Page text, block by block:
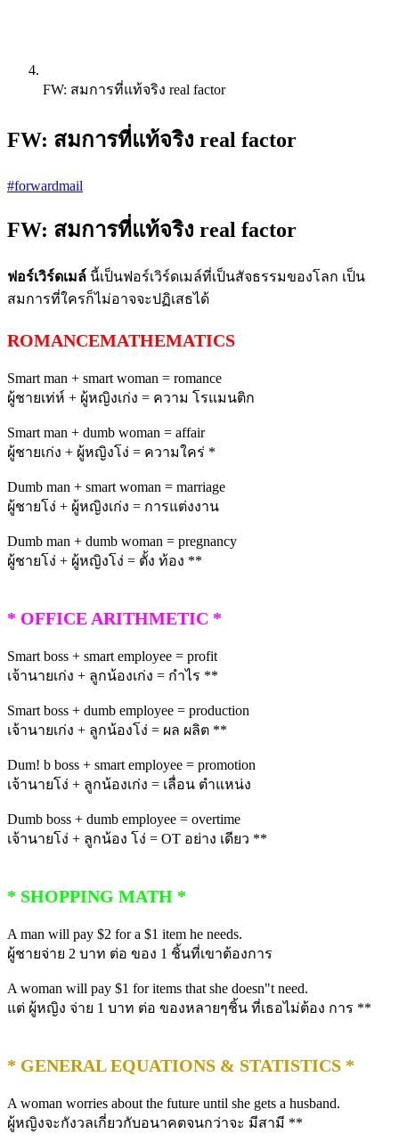
FW: สมการที่แท้จริง real factor
FW: สมการที่แท้จริง real factor
#forwardmail
FW: สมการที่แท้จริง real factor
ฟอร์เวิร์ดเมล์ นี้เป็นฟอร์เวิร์ดเมล์ที่เป็นสัจธรรมของโลก เป็น
สมการที่ใครก็ไม่อาจจะปฏิเสธได้
ROMANCEMATHEMATICS
Smart man + smart woman = romance
ผู้ชายเท่ห์ + ผู้หญิงเก่ง = ความ โรแมนติก
Smart man + dumb woman = affair
ผู้ชายเก่ง + ผู้หญิงโง่ = ความใคร่ *
Dumb man + smart woman = marriage
ผู้ชายโง่ + ผู้หญิงเก่ง = การแต่งงาน
Dumb man + dumb woman = pregnancy
ผู้ชายโง่ + ผู้หญิงโง่ = ตั้ง ท้อง **
* OFFICE ARITHMETIC *
Smart boss + smart employee = profit
เจ้านายเก่ง + ลูกน้องเก่ง = กำไร **
Smart boss + dumb employee = production
เจ้านายเก่ง + ลูกน้องโง่ = ผล ผลิต **
Dum! b boss + smart employee = promotion
เจ้านายโง่ + ลูกน้องเก่ง = เลื่อน ตำแหน่ง
Dumb boss + dumb employee = overtime
เจ้านายโง่ + ลูกน้อง โง่ = OT อย่าง เดียว **
* SHOPPING MATH *
A man will pay $2 for a $1 item he needs.
ผู้ชายจ่าย 2 บาท ต่อ ของ 1 ชิ้นที่เขาต้องการ
A woman will pay $1 for items that she doesn"t need.
แต่ ผู้หญิง จ่าย 1 บาท ต่อ ของหลายๆชิ้น ที่เธอไม่ต้อง การ **
* GENERAL EQUATIONS & STATISTICS *
A woman worries about the future until she gets a husband.
ผู้หญิงจะกังวลเกี่ยวกับอนาคตจนกว่าจะ มีสามี **